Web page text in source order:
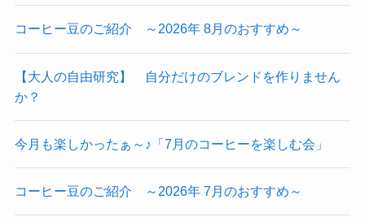
コーヒー豆のご紹介 ～2026年 8月のおすすめ～
【大人の自由研究】 自分だけのブレンドを作りません
か？
今月も楽しかったぁ～♪「7月のコーヒーを楽しむ会」
コーヒー豆のご紹介 ～2026年 7月のおすすめ～